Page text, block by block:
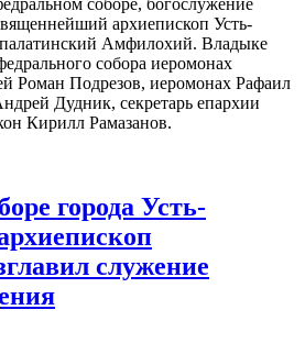
архиепископ Усть-
Амфилохий. Владыке
собора иеромонах
Роман Подрезов, иеромонах Рафаил
Дудник, секретарь епархии
Кирилл Рамазанов.
города Усть-
служение